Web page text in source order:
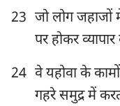
23 जो लोग जहाजों
पर होकर
24 वे यहोवा के
गहरे समुद्र में